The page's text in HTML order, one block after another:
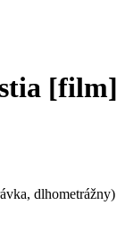
[film]
dlhometrážny)